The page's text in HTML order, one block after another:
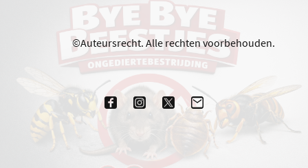
©Auteursrecht. Alle rechten voorbehouden.